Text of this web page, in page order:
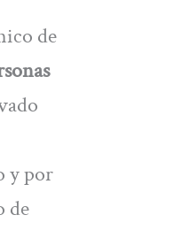
de
y por
de